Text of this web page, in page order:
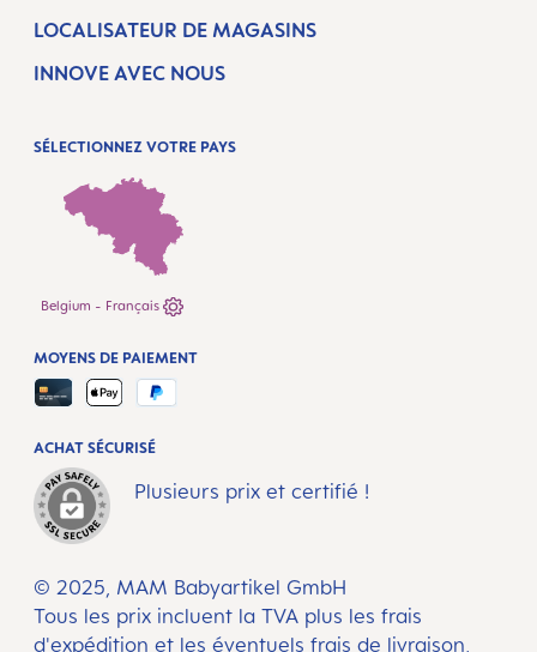
LOCALISATEUR DE MAGASINS
INNOVE AVEC NOUS
SÉLECTIONNEZ VOTRE PAYS
Belgium - Français
© 2025, MAM Babyartikel GmbH
Tous les prix incluent la TVA plus les frais
d'expédition et les éventuels frais de livraison,
ACHAT SÉCURISÉ
Plusieurs prix et certifié !
MOYENS DE PAIEMENT